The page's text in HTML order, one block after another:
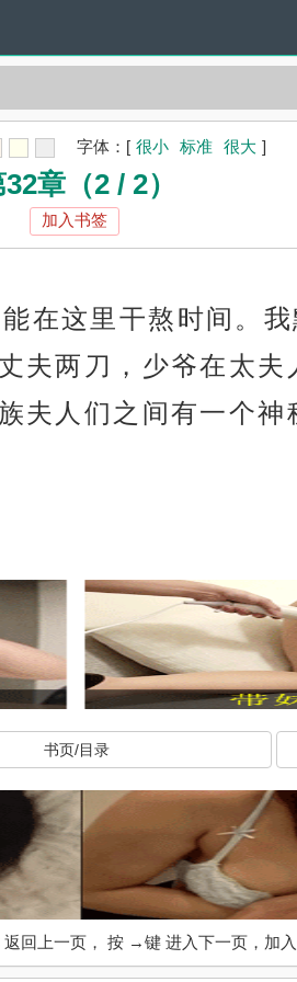
字体： [ 很小 标准 很大 ]
章（2 / 2）
加入书签
在这里干熬时间。
夫两刀，少爷在太
夫人们之间有一个神
书页/目录
回上一页， 按 →键 进入下一页，加入